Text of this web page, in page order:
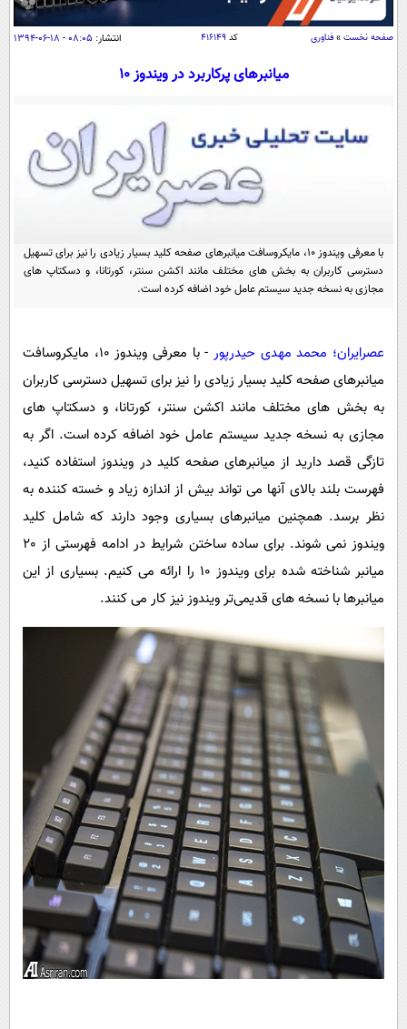
اقتصاد
اقتصادی
جامعه
حوادث
یک برش دانایی
سفر و تفریح
بین الملل
علم و دانش
علمی
اخبار کریپتو
گوناگون
سرگرمی
مجله تصویری سلاح
فیلم
ورزش
سیاست
سرگرمی
گوناگون
حوادث
محیط زیست
اجتماعی
حیات وحش
سیاست خارجی
خواندنی ها و دیدنی ها
داستان کوتاه
پیامک
روانشناسی
دانلود
آموزش زبان
صفحه نخست » فناوری کد ۴۱۶۱۴۹ انتشار: ۰۸:۰۵ - ۱۸-۰۶-۱۳۹۴
میانبرهای پرکاربرد در ویندوز 10
با معرفی ویندوز 10، مایکروسافت میانبرهای صفحه کلید بسیار زیادی را نیز برای تسهیل
دسترسی کاربران به بخش های مختلف مانند اکشن سنتر، کورتانا، و دسکتاپ های
مجازی به نسخه جدید سیستم عامل خود اضافه کرده است.
عصرایران؛ محمد مهدی حیدرپور
- با معرفی ویندوز 10، مایکروسافت
میانبرهای صفحه کلید بسیار زیادی را نیز برای تسهیل دسترسی کاربران
به بخش های مختلف مانند اکشن سنتر، کورتانا، و دسکتاپ های
مجازی به نسخه جدید سیستم عامل خود اضافه کرده است. اگر به
تازگی قصد دارید از میانبرهای صفحه کلید در ویندوز استفاده کنید،
فهرست بلند بالای آنها می تواند بیش از اندازه زیاد و خسته کننده به
نظر برسد. همچنین میانبرهای بسیاری وجود دارند که شامل کلید
ویندوز نمی شوند. برای ساده ساختن شرایط در ادامه فهرستی از 20
میانبر شناخته شده برای ویندوز 10 را ارائه می کنیم. بسیاری از این
میانبرها با نسخه های قدیمی‌تر ویندوز نیز کار می کنند.